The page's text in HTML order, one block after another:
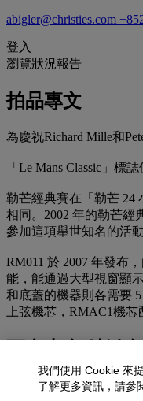
abigler@christies.com
登入
瀏覽狀況報告
拍品專文
為慶祝Richard Mille和
「Le Mans Classic」標
勒芒經典賽在「勒芒 24
相同。2002 年的勒芒經
參加這項舉世知名的活
RM011 於 2007 年發布
能，能通過大型視窗顯
和底蓋的機器則各需要
上弦機芯，RMAC1機
查看全部
我們使用 Cookie 來
了解更多資訊，請參